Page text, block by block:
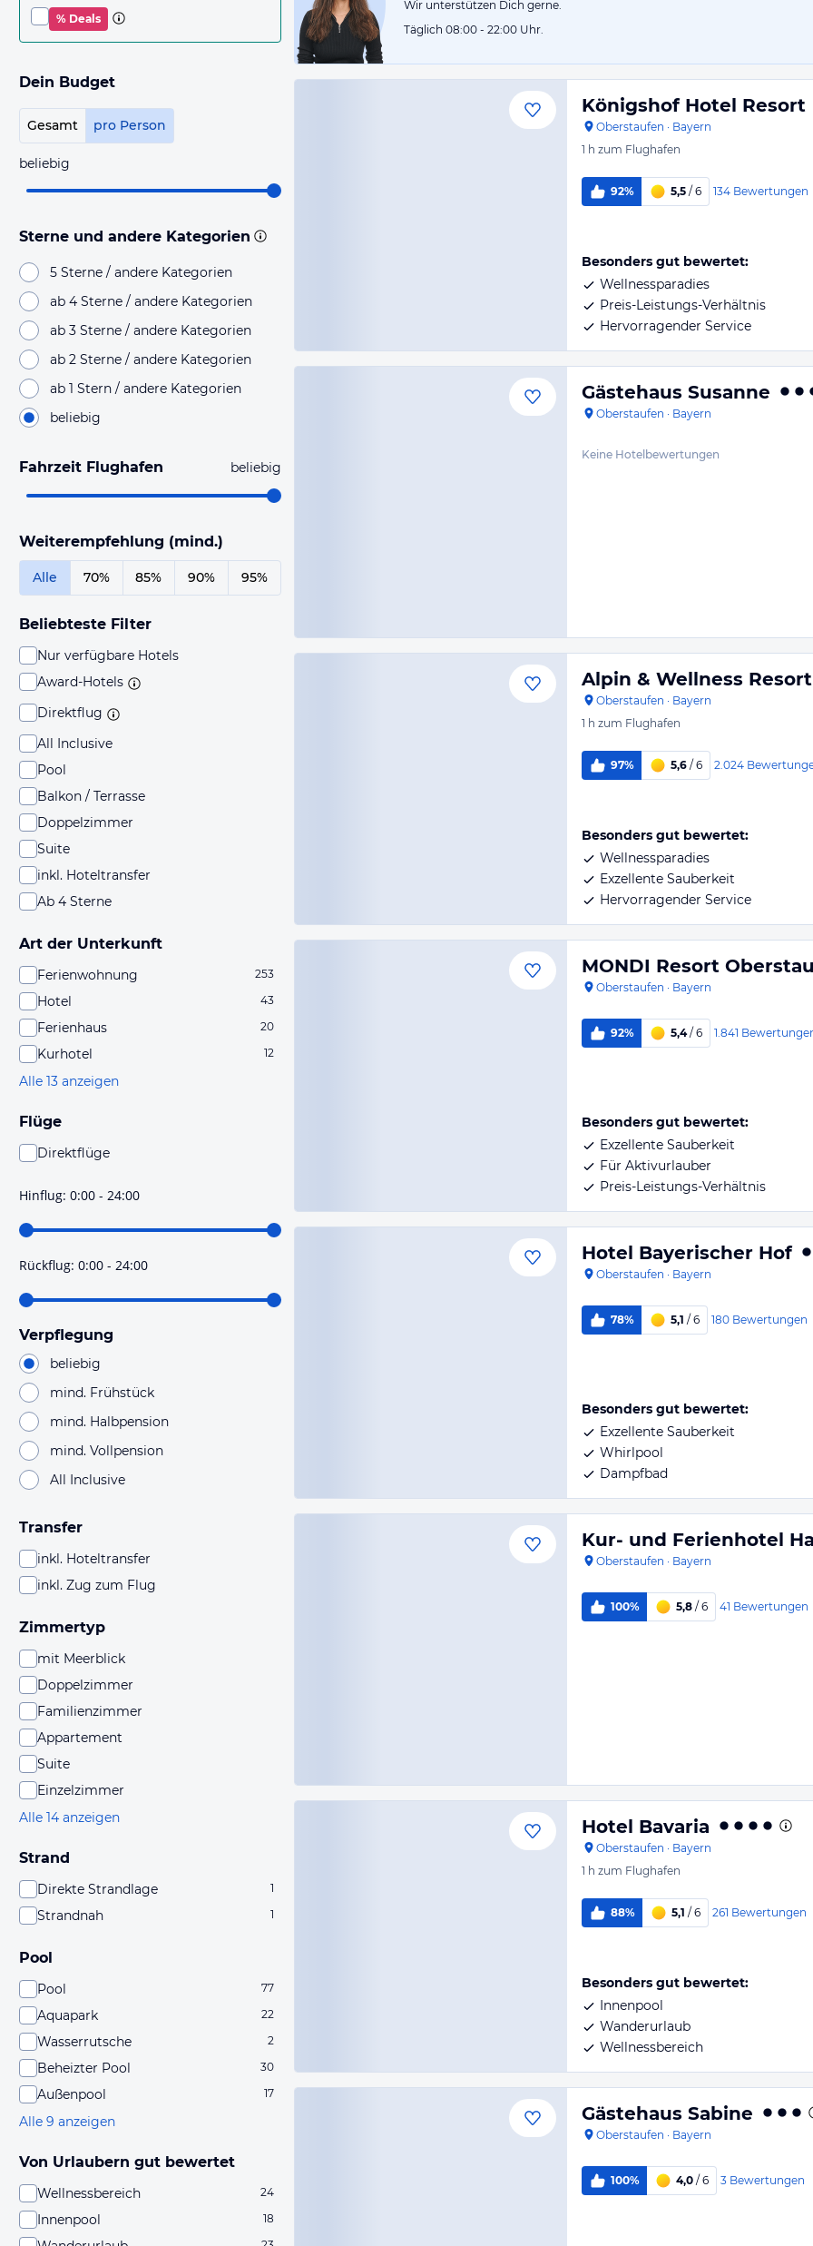
% Deals
Dein Budget
Gesamt pro Person
beliebig
Sterne und andere Kategorien
5 Sterne / andere Kategorien
ab 4 Sterne / andere Kategorien
ab 3 Sterne / andere Kategorien
ab 2 Sterne / andere Kategorien
ab 1 Stern / andere Kategorien
beliebig
Fahrzeit Flughafen beliebig
Weiterempfehlung (mind.)
Alle 70% 85% 90% 95%
Beliebteste Filter
Nur verfügbare Hotels
Award-Hotels
Direktflug
All Inclusive
Pool
Balkon / Terrasse
Doppelzimmer
Suite
inkl. Hoteltransfer
Ab 4 Sterne
Art der Unterkunft
Ferienwohnung 253
Hotel 43
Ferienhaus 20
Kurhotel 12
Alle 13 anzeigen
Flüge
Direktflüge
hoher Wahrscheinlichkeit Direktflüge sind. Bitte
prüfe vor der Buchung noch einmal die Flugdetails.
Hinflug: 0:00 - 24:00
Rückflug: 0:00 - 24:00
Verpflegung
beliebig
mind. Frühstück
mind. Halbpension
mind. Vollpension
All Inclusive
Transfer
inkl. Hoteltransfer
inkl. Zug zum Flug
Zimmertyp
mit Meerblick
Doppelzimmer
Familienzimmer
Appartement
Suite
Einzelzimmer
Alle 14 anzeigen
Strand
Direkte Strandlage 1
Strandnah 1
Pool
Pool 77
Aquapark 22
Wasserrutsche 2
Beheizter Pool 30
Außenpool 17
Alle 9 anzeigen
Von Urlaubern gut bewertet
Wellnessbereich 24
Innenpool 18
Wir unterstützen Dich gerne.
Täglich 08:00 - 22:00 Uhr.
Königshof Hotel Resort
Oberstaufen · Bayern
1 h zum Flughafen
92% 5,5 / 6 134 Bewertungen
Besonders gut bewertet:
Wellnessparadies
Preis-Leistungs-Verhältnis
Hervorragender Service
Gästehaus Susanne
Oberstaufen · Bayern
Keine Hotelbewertungen
Alpin & Wellness
Oberstaufen · Bayern
1 h zum Flughafen
97% 5,6 / 6 2.024
Besonders gut bewertet:
Wellnessparadies
Exzellente Sauberkeit
Hervorragender Service
MONDI Resort
Oberstaufen · Bayern
92% 5,4/ 6 1.841
Besonders gut bewertet:
Exzellente Sauberkeit
Für Aktivurlauber
Preis-Leistungs-Verhältnis
Hotel Bayerischer Hof
Oberstaufen · Bayern
78% 5,1 / 6 180 Bewertungen
Besonders gut bewertet:
Exzellente Sauberkeit
Whirlpool
Dampfbad
Kur- und Ferienhotel
Oberstaufen · Bayern
100% 5,8 / 6 41 Bewertungen
Hotel Bavaria
Oberstaufen · Bayern
1 h zum Flughafen
88% 5,1 / 6 261 Bewertungen
Besonders gut bewertet:
Innenpool
Wanderurlaub
Wellnessbereich
Gästehaus Sabine
Oberstaufen · Bayern
100% 4,0 / 6 3 Bewertungen